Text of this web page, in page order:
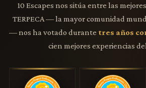
10 Escapes nos sitúa entre las
TERPECA — la mayor comunidad
— nos ha votado durante tres años
cien mejores experiencias